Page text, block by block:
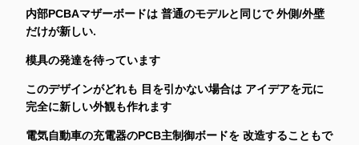
内部PCBAマザーボードは 普通のモデルと同じで 外側/外壁
だけが新しい.
模具の発達を待っています
このデザインがどれも 目を引かない場合は アイデアを元に
完全に新しい外観も作れます
電気自動車の充電器のPCB主制御ボードを 改造することもで